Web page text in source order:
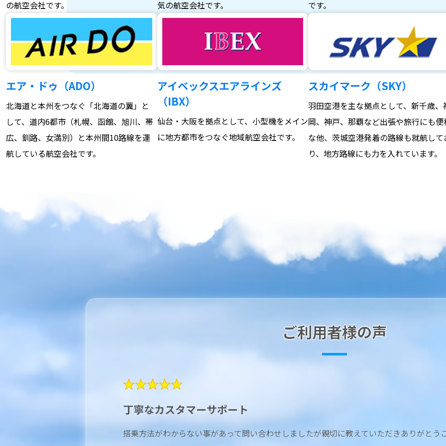
の航空会社です。
気の航空会社です。
です。
エア・ドゥ（ADO）
北海道と本州をつなぐ「北海道の翼」と
して、道内6都市（札幌、函館、旭川、帯
広、釧路、女満別）と本州間10路線を運
航している航空会社です。
アイベックスエアラインズ
（IBX）
仙台・大阪を拠点として、小型機をメイン
に地方都市をつなぐ地域航空会社です。
スカイマーク（SKY）
羽田空港を主な拠点として、新千歳、
岡、神戸、那覇など出張や旅行にも便
な他、茨城空港発着の路線も就航して
り、地方路線にも力を入れています。
ご利用者様の声
★★★★★
丁寧なカスタマーサポート
搭乗方法がわからない事があって問い合わせしましたが親切に教えていただきありがとう